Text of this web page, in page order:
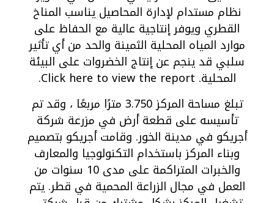
نظام مستدام لإدارة المحاصيل يناسب المناخ
القطري ويوفر إنتاجية عالية مع الحفاظ على
موارد المياه المحلية الثمينة والحد من أي تأثير
سلبي قد ينجم عن إنتاج الخضروات على البيئة
المحلية. Click here to view the report.
تبلغ مساحة المركز 3.750 مترًا مربعًا ، وقد تم
تأسيسه على قطعة أرض في مزرعة شركة
أجريكو في مدينة الخور. وقامت أجريكو بتصميم
وبناء المركز باستخدام التكنولوجيا والمعارف
والخبرات المتراكمة على مدى 10 سنوات من
العمل في مجال الزراعة المحمية في قطر. يتم